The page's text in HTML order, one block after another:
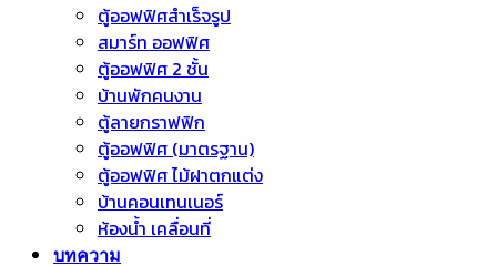
ตู้ออฟฟิศสำเร็จรูป
สมาร์ท ออฟฟิศ
ตู้ออฟฟิศ 2 ชั้น
บ้านพักคนงาน
ตู้ลายกราฟฟิก
ตู้ออฟฟิศ (มาตรฐาน)
ตู้ออฟฟิศ ไม้ฝาตกแต่ง
บ้านคอนเทนเนอร์
ห้องน้ำ เคลื่อนที่
บทความ